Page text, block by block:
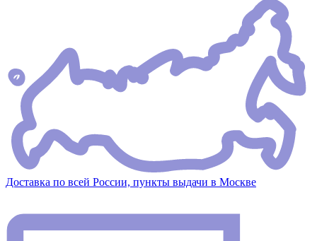
Доставка по всей России, пункты выдачи в Москве